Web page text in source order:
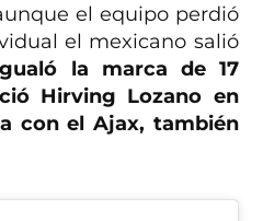
el equipo perdió
el mexicano salió
la marca de 17
Hirving Lozano en
con el Ajax, también